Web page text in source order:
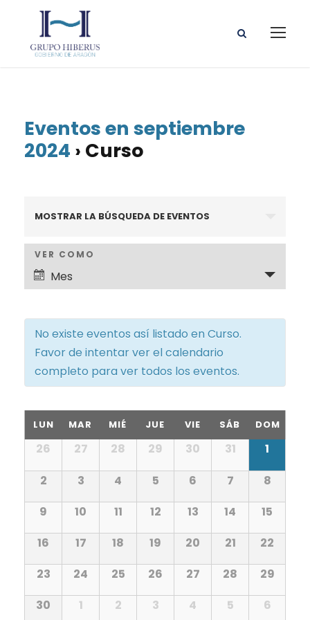
Eventos en septiembre
2024 › Curso
N
a
v
e
g
a
c
i
ó
n
d
e
b
MOSTRAR LA BÚSQUEDA DE EVENTOS
N
a
v
e
g
a
c
i
ó
n
d
e
VER COMO
Mes
No existe eventos así listado en Curso.
Favor de intentar ver el calendario
completo para ver todos los eventos.
C
a
l
e
n
d
l
n
e
LUN MAR MIÉ JUE VIE SÁB DOM
26 27 28 29 30 31
1
2
3 4 5 6 7
8
9
10 11 12 13 14
15
16
17 18 19 20 21
22
23
24 25 26 27 28
29
30
1 2 3 4 5 6